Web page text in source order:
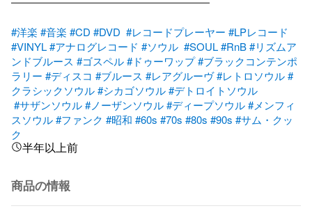
#洋楽 #音楽 #CD #DVD #レコードプレーヤー #LPレコード
#VINYL#アナログレコード #ソウル #SOUL#RnB#リズムア
ンドブルース #ゴスペル#ドゥーワップ#ブラックコンテンポ
ラリー #ディスコ #ブルース #レアグルーヴ#レトロソウル#
クラシックソウル#シカゴソウル#デトロイトソウル
#サザンソウル#ノーザンソウル#ディープソウル#メンフィ
スソウル#ファンク #昭和 #60s #70s #80s #90s #サム・クッ
ク
半年以上前
商品の情報